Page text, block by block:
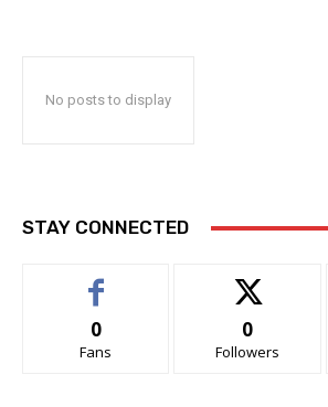
No posts to display
STAY CONNECTED
0
Fans
0
Followers